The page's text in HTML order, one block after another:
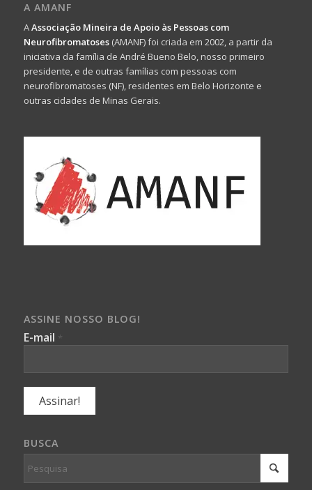
A AMANF
AAssociação Mineira de Apoio às Pessoas com
Neurofibromatoses(AMANF) foi criada em 2002, a partir da
iniciativa da família de André Bueno Belo, nosso primeiro
presidente, e de outras famílias com pessoas com
neurofibromatoses (NF), residentes em Belo Horizonte e
outras cidades de Minas Gerais.
ASSINE NOSSO BLOG!
E-mail *
BUSCA